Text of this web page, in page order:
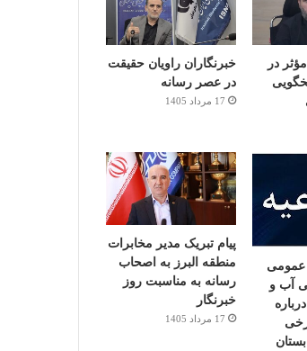
در
خبرنگاران راویان حقیقت
در عصر رسانه
17 مرداد 1405
عمومی
آب و
پیام تبریک مدیر مخابرات
منطقه البرز به اصحاب
رسانه به مناسبت روز
خبرنگار
17 مرداد 1405